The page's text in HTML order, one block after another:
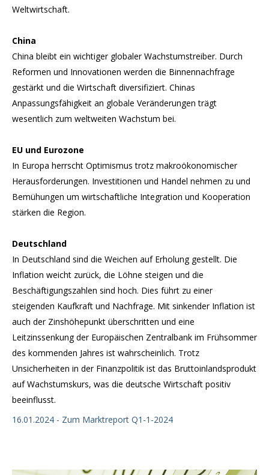
Weltwirtschaft.
China
China bleibt ein wichtiger globaler Wachstumstreiber. Durch
Reformen und Innovationen werden die Binnennachfrage
gestärkt und die Wirtschaft diversifiziert. Chinas
Anpassungsfähigkeit an globale Veränderungen trägt
wesentlich zum weltweiten Wachstum bei.
EU und Eurozone
In Europa herrscht Optimismus trotz makroökonomischer
Herausforderungen. Investitionen und Handel nehmen zu und
Bemühungen um wirtschaftliche Integration und Kooperation
stärken die Region.
Deutschland
In Deutschland sind die Weichen auf Erholung gestellt. Die
Inflation weicht zurück, die Löhne steigen und die
Beschäftigungszahlen sind hoch. Dies führt zu einer
steigenden Kaufkraft und Nachfrage. Mit sinkender Inflation ist
auch der Zinshöhepunkt überschritten und eine
Leitzinssenkung der Europäischen Zentralbank im Frühsommer
des kommenden Jahres ist wahrscheinlich. Trotz
Unsicherheiten in der Finanzpolitik ist das Bruttoinlandsprodukt
auf Wachstumskurs, was die deutsche Wirtschaft positiv
beeinflusst.
16.01.2024 - Zum Marktreport Q1-1-2024